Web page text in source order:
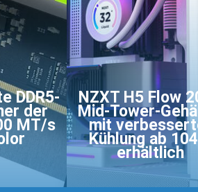
DDR5-
der
MT/s
NZXT H5 Flow
Mid-Tower-
mit
Kühlung ab
erhältlich